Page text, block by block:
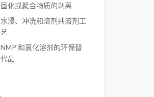
固化或聚合物质的剥离
水浸、冲洗和溶剂共溶剂工
艺
NMP 和氯化溶剂的环保替
代品